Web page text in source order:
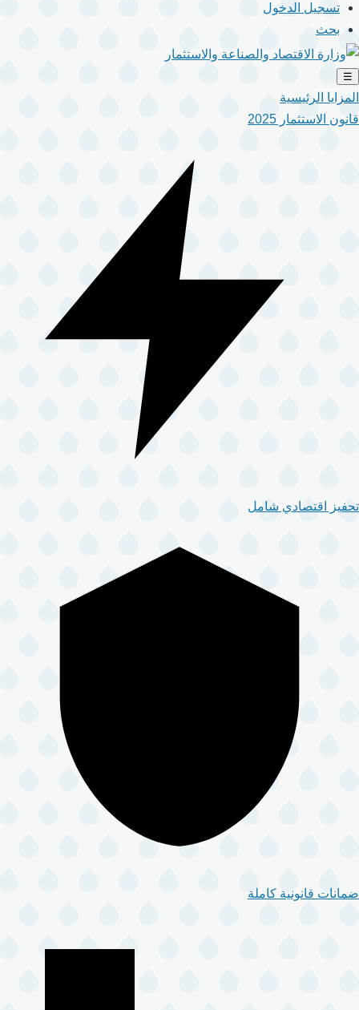
تسجيل الدخول
بحث
☰
المزايا الرئيسية
قانون الاستثمار 2025
تحفيز اقتصادي شامل
ضمانات قانونية كاملة